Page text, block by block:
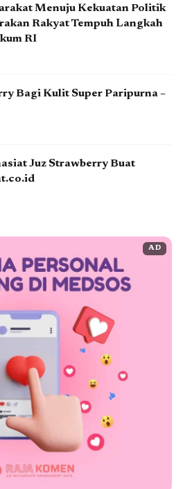
Menuju Kekuatan Politik
Rakyat Tempuh Langkah
RI
Bagi Kulit Super Paripurna –
Juz Strawberry Buat
AD